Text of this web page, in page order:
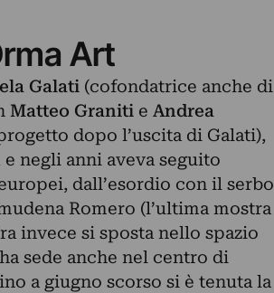
Art
Galati (cofondatrice anche di
Matteo Granitie Andrea
dopo l’uscita di Galati),
negli anni aveva seguito
dall’esordio con il serbo
Romero (l’ultima mostra
invece si sposta nello spazio
sede anche nel centro di
a giugno scorso si è tenuta la